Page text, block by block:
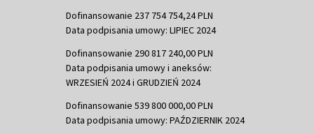
Dofinansowanie 237 754 754,24 PLN
Data podpisania umowy: LIPIEC 2024
Dofinansowanie 290 817 240,00 PLN
Data podpisania umowy i aneksów:
WRZESIEŃ 2024 i GRUDZIEŃ 2024
Dofinansowanie 539 800 000,00 PLN
Data podpisania umowy: PAŹDZIERNIK 2024